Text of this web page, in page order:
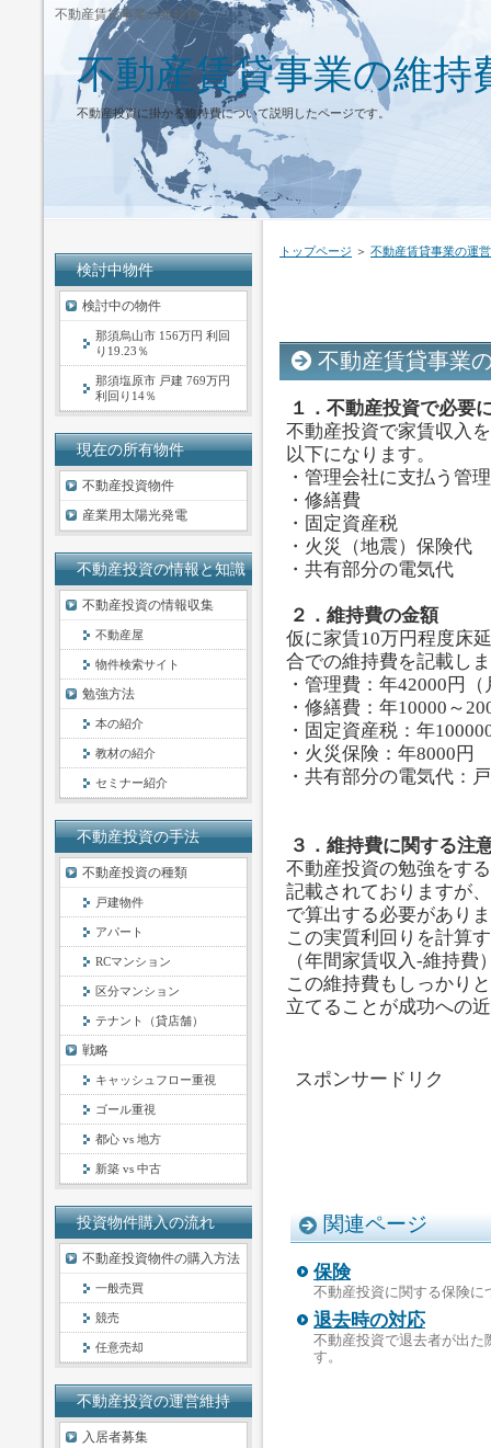
不動産賃貸事業の維持費
不動産賃貸事業の維持
不動産投資に掛かる維持費について説明したページです。
トップページ ＞ 不動産賃貸事業の運営
不動産賃貸事業
１．不動産投資で必要
不動産投資で家賃収入
以下になります。
・管理会社に支払う管
・修繕費
・固定資産税
・火災（地震）保険代
・共有部分の電気代
２．維持費の金額
仮に家賃10万円程度床
合での維持費を記載し
・管理費：年42000円
・修繕費：年10000～
・固定資産税：年
・火災保険：年8000円
・共有部分の電気代：
３．維持費に関する注
不動産投資の勉強をす
記載されておりますが
で算出する必要があり
この実質利回りを計算
（年間家賃収入-維持
この維持費もしっかり
立てることが成功への
スポンサードリク
関連ページ
保険
不動産投資に関する保険に
退去時の対応
不動産投資で退去者が出た
す。
検討中物件
検討中の物件
那須烏山市 156万円 利回
り19.23％
那須塩原市 戸建 769万円
利回り14％
現在の所有物件
不動産投資物件
産業用太陽光発電
不動産投資の情報と知識
不動産投資の情報収集
不動産屋
物件検索サイト
勉強方法
本の紹介
教材の紹介
セミナー紹介
不動産投資の手法
不動産投資の種類
戸建物件
アパート
RCマンション
区分マンション
テナント（貸店舗）
戦略
キャッシュフロー重視
ゴール重視
都心 vs 地方
新築 vs 中古
投資物件購入の流れ
不動産投資物件の購入方法
一般売買
競売
任意売却
不動産投資の運営維持
入居者募集